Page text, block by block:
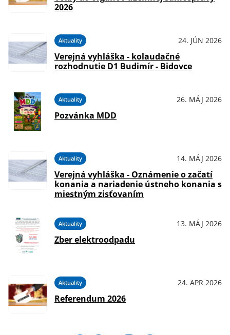
2026
Aktuality 24. JÚN 2026
Verejná vyhláška - kolaudačné
rozhodnutie D1 Budimír - Bidovce
Aktuality 26. MÁJ 2026
Pozvánka MDD
Aktuality 14. MÁJ 2026
Verejná vyhláška - Oznámenie o začatí
konania a nariadenie ústneho konania s
miestným zisťovaním
Aktuality 13. MÁJ 2026
Zber elektroodpadu
Aktuality 24. APR 2026
Referendum 2026